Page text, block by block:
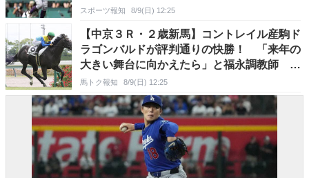
スポーツ報知 8/9(日) 12:25
【中京３Ｒ・２歳新馬】コントレイル産駒ド
ラゴンバルドが評判通りの快勝！ 「来年の
大きい舞台に向かえたら」と福永調教師 川
田将雅騎手の手綱で初陣
馬トク報知 8/9(日) 12:25